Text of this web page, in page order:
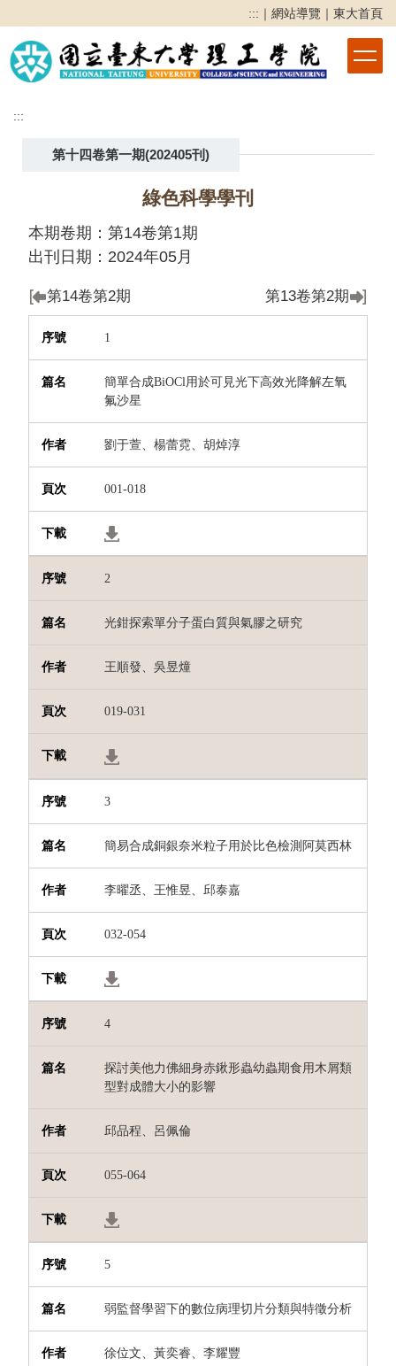
到
主
要
區
::: ｜ 網站導覽 ｜ 東大首頁
:::
第十四卷第一期(202405刊)
綠色科學學刊
本期卷期：第14卷第1期
出刊日期：2024年05月
第14卷第2期 第13卷第2期
序號 篇名
1
簡單合成BiOCl 用於可見光下高效光降解左氧
氟沙星
劉于萱、楊蕾霓、胡焯淳
001-018
2
光鉗探索單分子蛋白質與氣膠之研究
王順發、吳昱燑
019-031
3
簡易合成銅銀奈米粒子用於比色檢測阿莫西林
李曜丞、王惟昱、邱泰嘉
032-054
4
探討美他力佛細身赤鍬形蟲幼蟲期食用木屑類
型對成體大小的影響
邱品程、呂佩倫
055-064
5
弱監督學習下的數位病理切片分類與特徵分析
徐位文、黃奕睿、李耀豐